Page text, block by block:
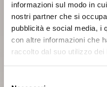
informazioni sul modo in
nostri partner che si
pubblicità e social media, i
con altre informazioni che
raccolto dal suo utilizzo dei
Seems like